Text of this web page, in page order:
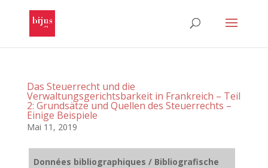
Das Steuerrecht und die
Verwaltungsgerichtsbarkeit in Frankreich – Teil
2: Grundsätze und Quellen des Steuerrechts –
Einige Beispiele
Mai 11, 2019
Données bibliographiques / Bibliografische